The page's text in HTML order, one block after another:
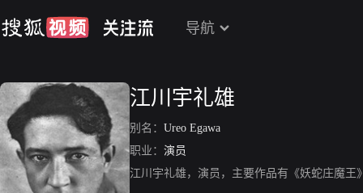
导航
江川宇礼雄
别名： Ureo Egawa
职业： 演员
江川宇礼雄，演员，主要作品有《妖蛇庄魔